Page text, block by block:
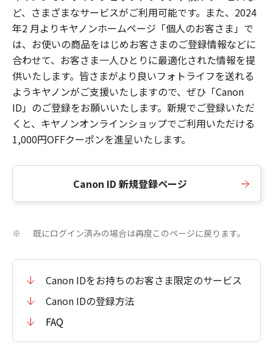
ど、さまざまなサービスがご利用可能です。また、2024
年2 月よりキヤノンホームページ「個人のお客さま」で
は、お使いの商品をはじめお客さまのご登録情報などに
合わせて、お客さま一人ひとりに最適化された情報を提
供いたします。皆さまがより良いフォトライフを送れる
ようキヤノンがご支援いたしますので、ぜひ「Canon
ID」のご登録をお願いいたします。新規でご登録いただ
くと、キヤノンオンラインショップでご利用いただける
1,000円OFFクーポンを進呈いたします。
Canon ID 新規登録ページ
※ 既にログイン済みの場合は再度このページに戻ります。
Canon IDをお持ちのお客さま限定のサービス
Canon IDの登録方法
FAQ